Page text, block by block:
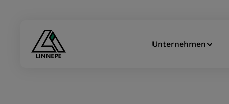
Unternehmen